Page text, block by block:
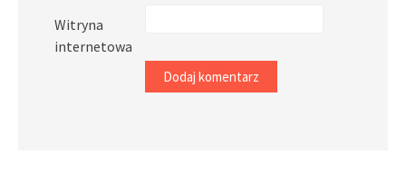
Witryna
internetowa